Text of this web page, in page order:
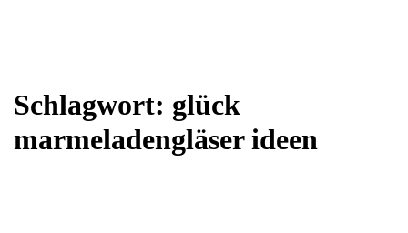
Schlagwort: glück
marmeladengläser ideen